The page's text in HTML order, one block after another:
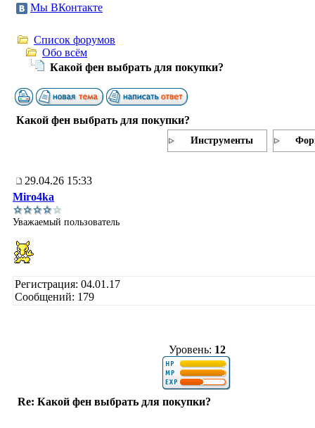
Мы ВКонтакте
Список форумов
Обо всём
Какой фен выбрать для покупки?
Какой фен выбрать для покупки?
Инструменты
29.04.26 15:33
Miro4ka
Уважаемый пользователь
Регистрация: 04.01.17
Сообщений: 179
Уровень: 12
Re: Какой фен выбрать для покупки?